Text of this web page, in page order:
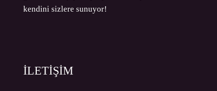
kendini sizlere sunuyor!
İLETİŞİM